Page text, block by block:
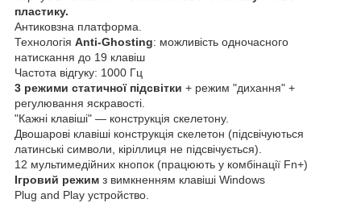
пластику.
Антиковзна платформа.
Технологія Anti-Ghosting: можливість одночасного
натискання до 19 клавіш
Частота відгуку: 1000 Гц
3 режими статичної підсвітки + режим "дихання" +
регулювання яскравості.
"Кажні клавіші" — конструкція скелетону.
Двошарові клавіші конструкція скелетон (підсвічуються
латинські символи, кіріллиця не підсвічується).
12 мультимедійних кнопок (працюють у комбінації Fn+)
Ігровий режим з вимкненням клавіші Windows
Plug and Play устройство.